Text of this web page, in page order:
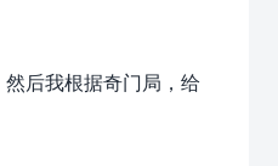
后我根据奇门局，给